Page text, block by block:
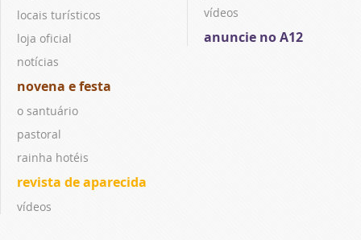
locais turísticos
loja oficial
notícias
novena e festa
o santuário
pastoral
rainha hotéis
revista de aparecida
vídeos
vídeos
anuncie no A12